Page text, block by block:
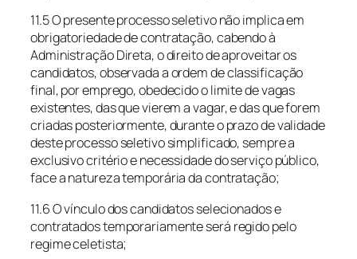
11.5 O presente processo seletivo não implica em
obrigatoriedade de contratação, cabendo à
Administração Direta, o direito de aproveitar os
candidatos, observada a ordem de classificação
final, por emprego, obedecido o limite de vagas
existentes, das que vierem a vagar, e das que forem
criadas posteriormente, durante o prazo de validade
deste processo seletivo simplificado, sempre a
exclusivo critério e necessidade do serviço público,
face a natureza temporária da contratação;
11.6 O vínculo dos candidatos selecionados e
contratados temporariamente será regido pelo
regime celetista;